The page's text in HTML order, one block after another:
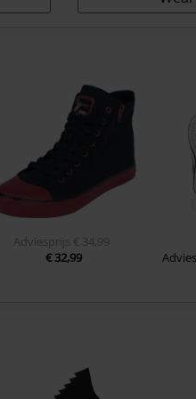
Adviesprijs
€ 34,99
€ 32,99